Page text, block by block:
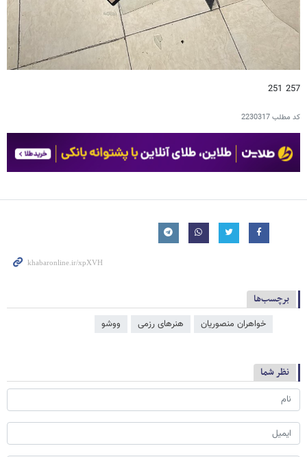
257 251
کد مطلب2230317
برچسب‌ها
خواهران منصوریان هنرهای رزمی ووشو
نظر شما